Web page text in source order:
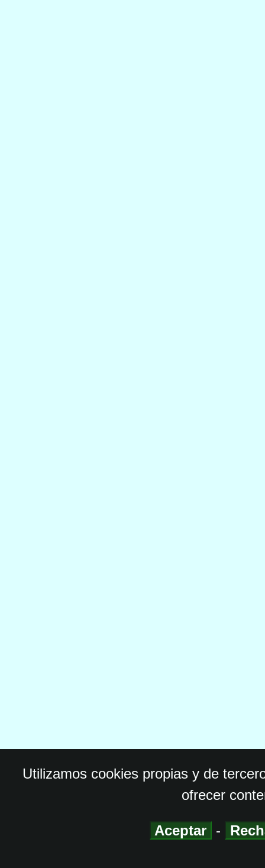
Utilizamos cookies propias y de
ofrecer
Aceptar -